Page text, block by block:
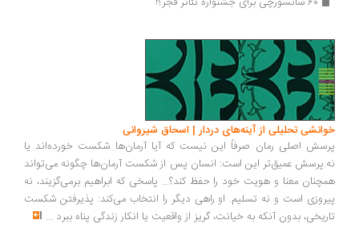
تحلیلی از آینه‌های دردار | اسحاق شیروانی
اصلی رمان صرفاً این نیست که آیا آرمان‌ها شکست خورده‌اند یا
عمیق‌تر این است: انسان پس از شکست آرمان‌ها چگونه می‌تواند
معنا و هویت خود را حفظ کند؟... پاسخی که ابراهیم برمی‌گزیند، نه
است و نه تسلیم. او راهی دیگر را انتخاب می‌کند: پذیرفتن شکست
بدون آنکه به خیانت، گریز از واقعیت یا انکار زندگی پناه ببرد...